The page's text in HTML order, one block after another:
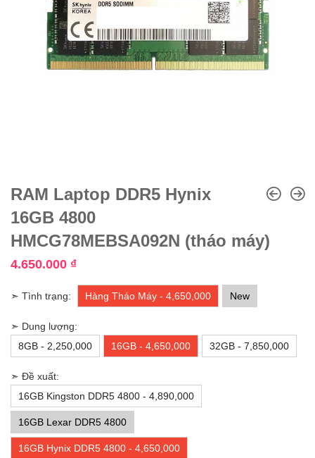
RAM Laptop DDR5 Hynix
16GB 4800
HMCG78MEBSA092N (tháo máy)
4.650.000 ₫
➣ Tình trạng: Hàng Tháo Máy - 4,650,000 New
➣ Dung lượng:
8GB - 2,250,000
16GB - 4,650,000 32GB - 7,850,000
➣ Đề xuất:
16GB Kingston DDR5 4800 - 4,890,000
16GB Lexar DDR5 4800
16GB Hynix DDR5 4800 - 4,650,000